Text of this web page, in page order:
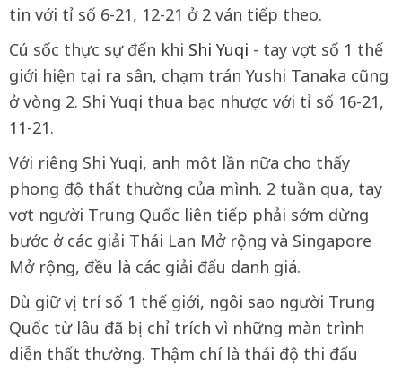
tin với tỉ số 6-21, 12-21 ở 2 ván tiếp theo.
Cú sốc thực sự đến khi Shi Yuqi - tay vợt số 1 thế
giới hiện tại ra sân, chạm trán Yushi Tanaka cũng
ở vòng 2. Shi Yuqi thua bạc nhược với tỉ số 16-21,
11-21.
Với riêng Shi Yuqi, anh một lần nữa cho thấy
phong độ thất thường của mình. 2 tuần qua, tay
vợt người Trung Quốc liên tiếp phải sớm dừng
bước ở các giải Thái Lan Mở rộng và Singapore
Mở rộng, đều là các giải đấu danh giá.
Dù giữ vị trí số 1 thế giới, ngôi sao người Trung
Quốc từ lâu đã bị chỉ trích vì những màn trình
diễn thất thường. Thậm chí là thái độ thi đấu